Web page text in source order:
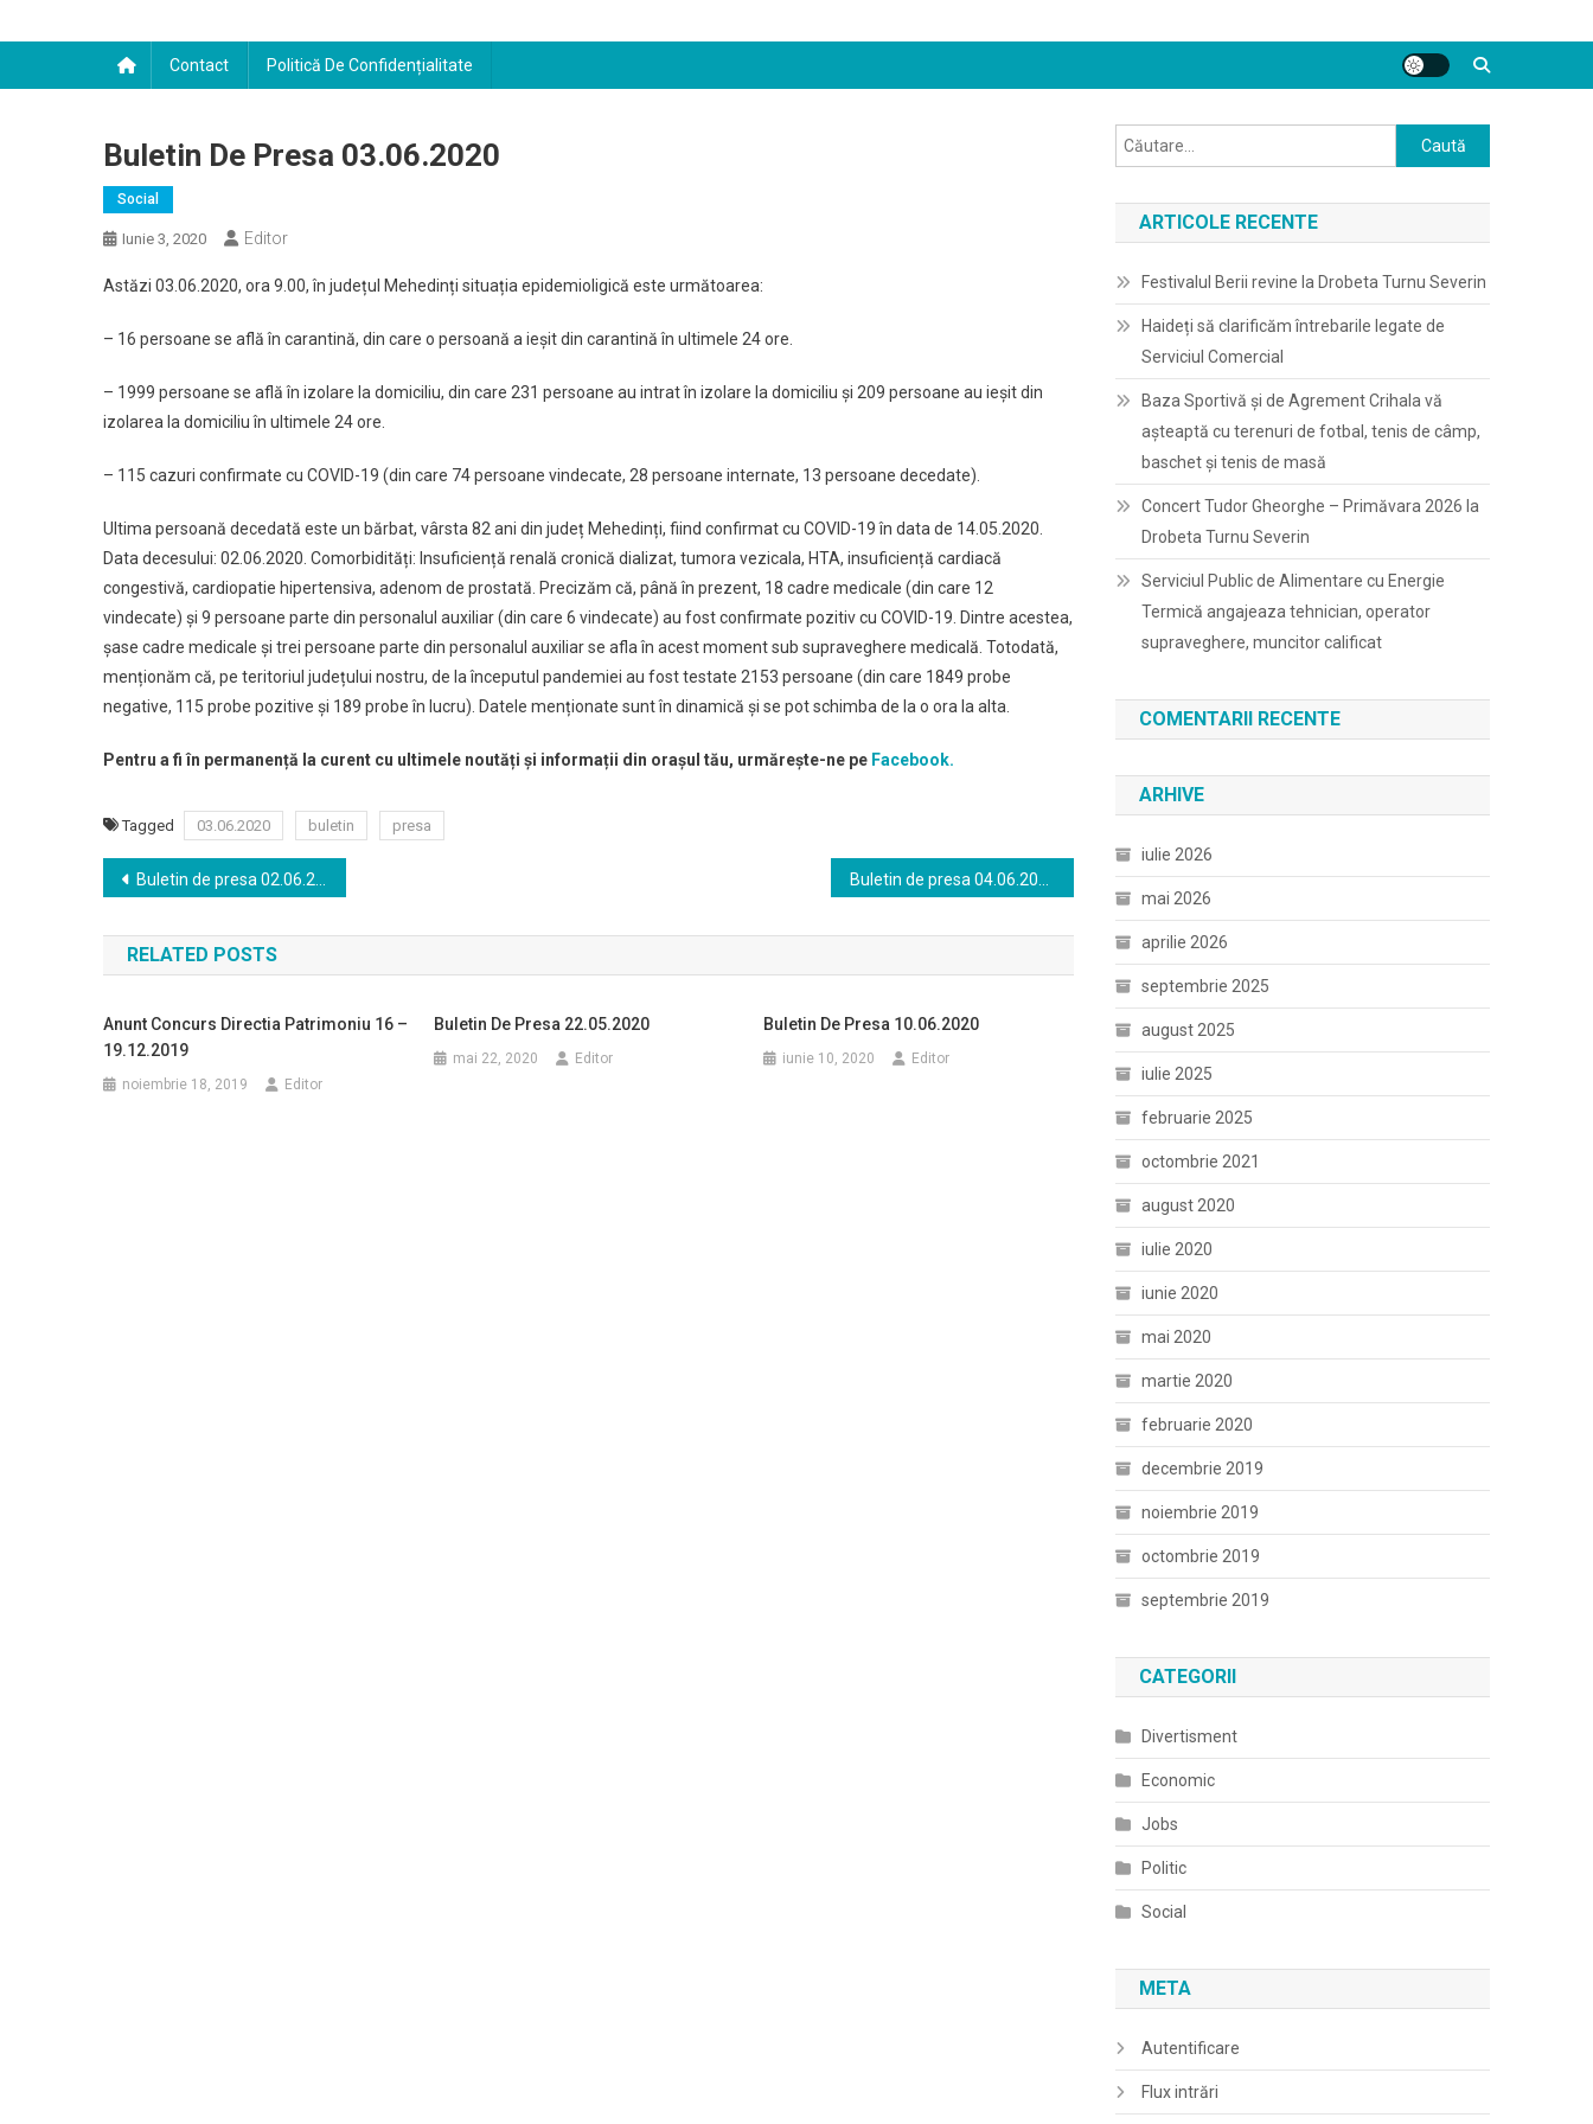
Contact Politică De Confidențialitate
Buletin De Presa 03.06.2020
Social
Iunie 3, 2020 Editor
Astăzi 03.06.2020, ora 9.00, în județul Mehedinți situația epidemioligică este următoarea:
– 16 persoane se află în carantină, din care o persoană a ieșit din carantină în ultimele 24 ore.
– 1999 persoane se află în izolare la domiciliu, din care 231 persoane au intrat în izolare la domiciliu și 209 persoane au ieșit din
izolarea la domiciliu în ultimele 24 ore.
– 115 cazuri confirmate cu COVID-19 (din care 74 persoane vindecate, 28 persoane internate, 13 persoane decedate).
Ultima persoană decedată este un bărbat, vârsta 82 ani din județ Mehedinți, fiind confirmat cu COVID-19 în data de 14.05.2020.
Data decesului: 02.06.2020. Comorbidități: Insuficiență renală cronică dializat, tumora vezicala, HTA, insuficiență cardiacă
congestivă, cardiopatie hipertensiva, adenom de prostată. Precizăm că, până în prezent, 18 cadre medicale (din care 12
vindecate) și 9 persoane parte din personalul auxiliar (din care 6 vindecate) au fost confirmate pozitiv cu COVID-19. Dintre acestea,
șase cadre medicale și trei persoane parte din personalul auxiliar se afla în acest moment sub supraveghere medicală. Totodată,
menționăm că, pe teritoriul județului nostru, de la începutul pandemiei au fost testate 2153 persoane (din care 1849 probe
negative, 115 probe pozitive şi 189 probe în lucru). Datele menționate sunt în dinamică și se pot schimba de la o ora la alta.
Pentru a fi în permanență la curent cu ultimele noutăți și informații din orașul tău, urmărește-ne pe Facebook.
Tagged 03.06.2020 buletin presa
Navigare
în
articole
Buletin de presa 02.06.2020
RELATED POSTS
Anunt Concurs Directia Patrimoniu 16 –
19.12.2019
noiembrie 18, 2019 Editor
Buletin De Presa 22.05.2020
mai 22, 2020 Editor
Buletin De Presa 10.06.2020
iunie 10, 2020 Editor
Caută
după:
ARTICOLE RECENTE
Festivalul Berii revine la Drobeta Turnu Severin
Haideți să clarificăm întrebarile legate de
Serviciul Comercial
Baza Sportivă și de Agrement Crihala vă
așteaptă cu terenuri de fotbal, tenis de câmp,
baschet și tenis de masă
Concert Tudor Gheorghe – Primăvara 2026 la
Drobeta Turnu Severin
Serviciul Public de Alimentare cu Energie
Termică angajeaza tehnician, operator
supraveghere, muncitor calificat
COMENTARII RECENTE
ARHIVE
iulie 2026
mai 2026
aprilie 2026
septembrie 2025
august 2025
iulie 2025
februarie 2025
octombrie 2021
august 2020
iulie 2020
iunie 2020
mai 2020
martie 2020
februarie 2020
decembrie 2019
noiembrie 2019
octombrie 2019
septembrie 2019
CATEGORII
Divertisment
Economic
Jobs
Politic
Social
META
Autentificare
Flux intrări